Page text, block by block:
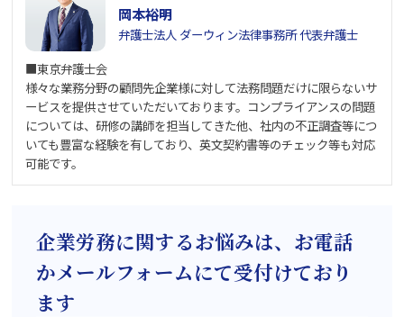
岡本裕明
弁護士法人 ダーウィン法律事務所 代表弁護士
■東京弁護士会
様々な業務分野の顧問先企業様に対して法務問題だけに限らないサ
ービスを提供させていただいております。コンプライアンスの問題
については、研修の講師を担当してきた他、社内の不正調査等につ
いても豊富な経験を有しており、英文契約書等のチェック等も対応
可能です。
企業労務に関するお悩みは、お電話
かメールフォームにて受付けており
ます